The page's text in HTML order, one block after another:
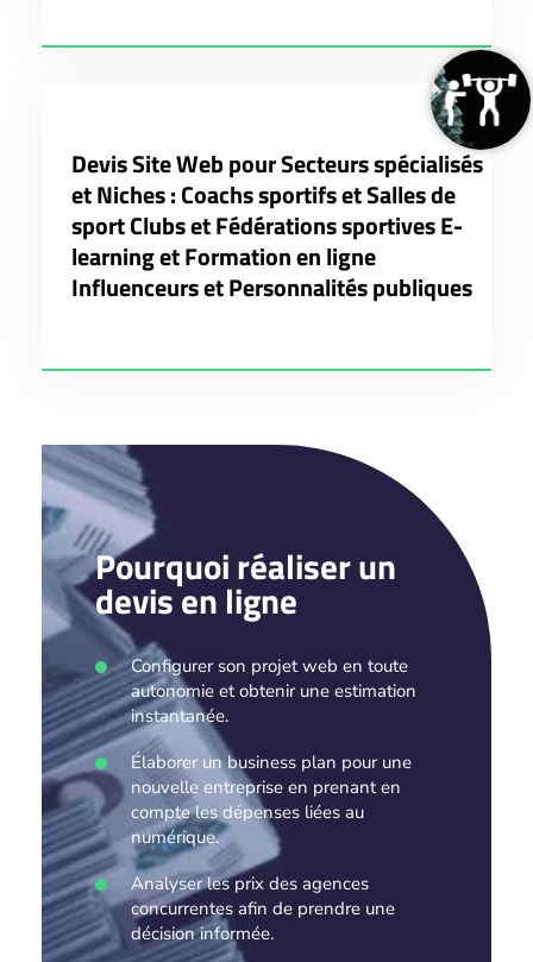
Devis Site Web pour Secteurs spécialisés
et Niches : Coachs sportifs et Salles de
sport Clubs et Fédérations sportives E-
learning et Formation en ligne
Influenceurs et Personnalités publiques
Pourquoi réaliser un
devis en ligne
Configurer son projet web en toute
autonomie et obtenir une estimation
instantanée.
Élaborer un business plan pour une
nouvelle entreprise en prenant en
compte les dépenses liées au
numérique.
Analyser les prix des agences
concurrentes afin de prendre une
décision informée.